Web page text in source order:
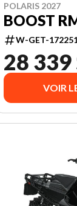
POLARIS 2027
BOOST
W-GET-
28 339
VOIR